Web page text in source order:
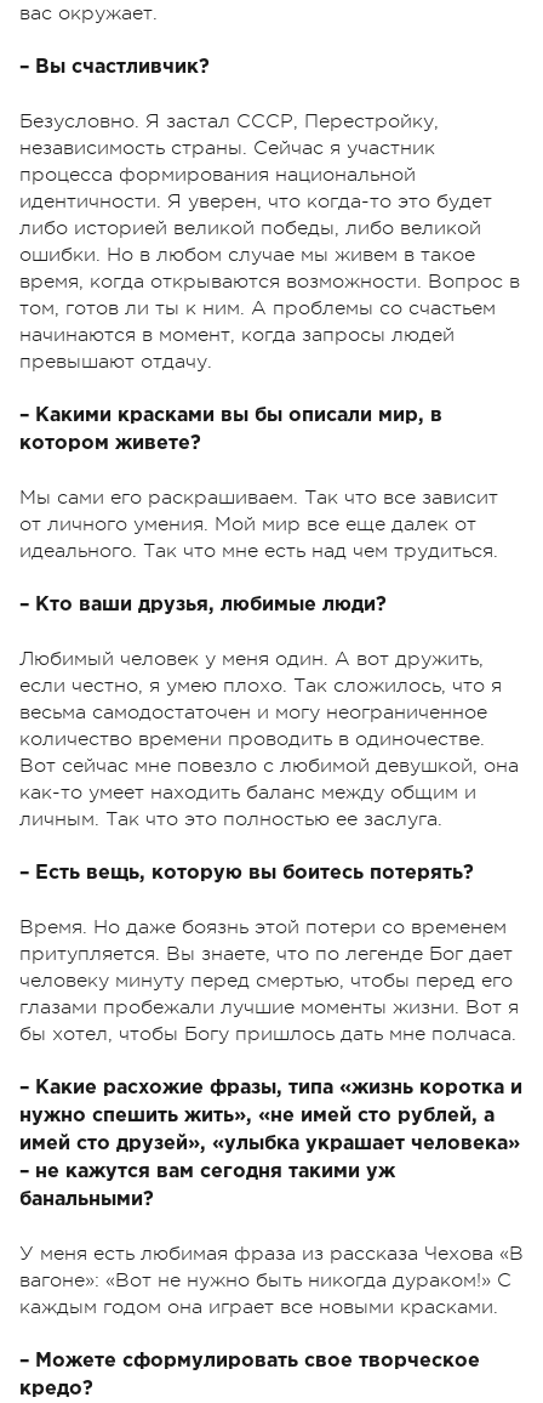
вас окружает.
– Вы счастливчик?
Безусловно. Я застал СССР, Перестройку,
независимость страны. Сейчас я участник
процесса формирования национальной
идентичности. Я уверен, что когда-то это будет
либо историей великой победы, либо великой
ошибки. Но в любом случае мы живем в такое
время, когда открываются возможности. Вопрос в
том, готов ли ты к ним. А проблемы со счастьем
начинаются в момент, когда запросы людей
превышают отдачу.
– Какими красками вы бы описали мир, в
котором живете?
Мы сами его раскрашиваем. Так что все зависит
от личного умения. Мой мир все еще далек от
идеального. Так что мне есть над чем трудиться.
– Кто ваши друзья, любимые люди?
Любимый человек у меня один. А вот дружить,
если честно, я умею плохо. Так сложилось, что я
весьма самодостаточен и могу неограниченное
количество времени проводить в одиночестве.
Вот сейчас мне повезло с любимой девушкой, она
как-то умеет находить баланс между общим и
личным. Так что это полностью ее заслуга.
– Есть вещь, которую вы боитесь потерять?
Время. Но даже боязнь этой потери со временем
притупляется. Вы знаете, что по легенде Бог дает
человеку минуту перед смертью, чтобы перед его
глазами пробежали лучшие моменты жизни. Вот я
бы хотел, чтобы Богу пришлось дать мне полчаса.
– Какие расхожие фразы, типа «жизнь коротка и
нужно спешить жить», «не имей сто рублей, а
имей сто друзей», «улыбка украшает человека»
– не кажутся вам сегодня такими уж
банальными?
У меня есть любимая фраза из рассказа Чехова «В
вагоне»: «Вот не нужно быть никогда дураком!» С
каждым годом она играет все новыми красками.
– Можете сформулировать свое творческое
кредо?